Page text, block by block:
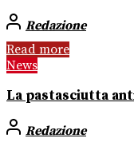
Redazione
Read more
News
La pastasciutta
Redazione